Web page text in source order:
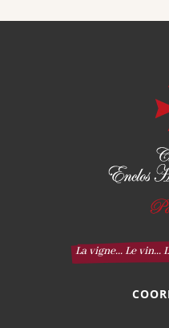
La vigne... Le vin...